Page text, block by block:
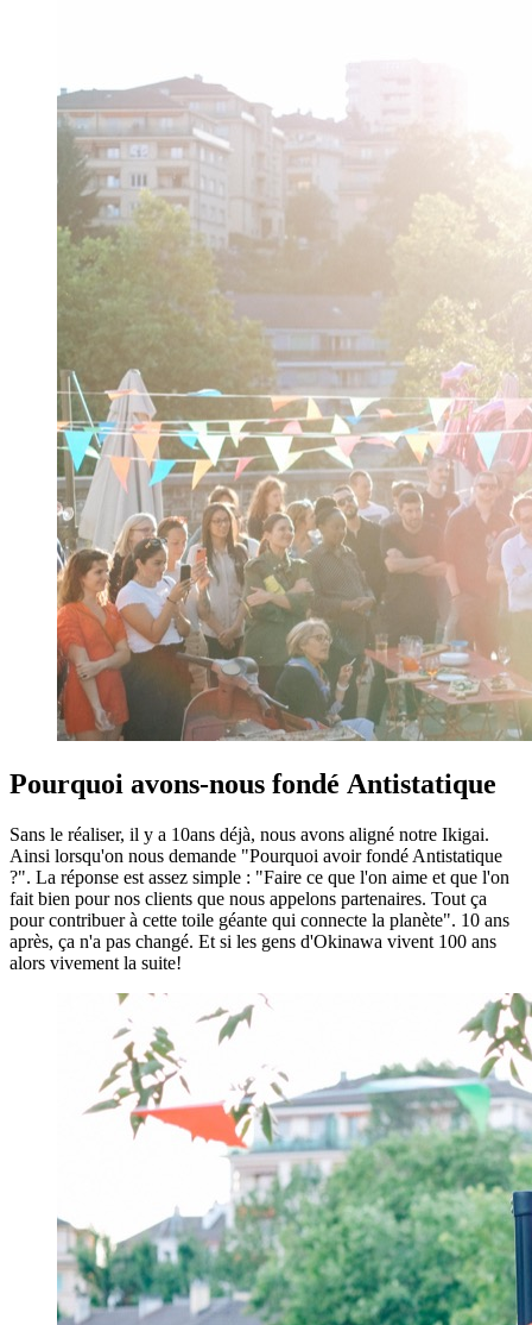
Pourquoi avons-nous fondé Antistatique
Sans le réaliser, il y a 10ans déjà, nous avons aligné notre Ikigai.
Ainsi lorsqu'on nous demande "Pourquoi avoir fondé Antistatique
?". La réponse est assez simple : "Faire ce que l'on aime et que l'on
fait bien pour nos clients que nous appelons partenaires. Tout ça
pour contribuer à cette toile géante qui connecte la planète". 10 ans
après, ça n'a pas changé. Et si les gens d'Okinawa vivent 100 ans
alors vivement la suite!